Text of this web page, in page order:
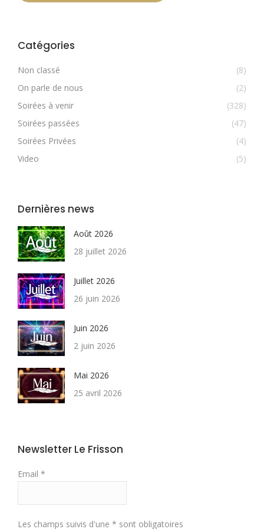
Catégories
Non classé
(8)
On parle de nous
(2)
Soirées à venir
(328)
Soirées passées
(47)
Soirées Privées
(4)
Video
(5)
Dernières news
Août 2026
28 juillet 2026
Juillet 2026
26 juin 2026
Juin 2026
2 juin 2026
Mai 2026
25 avril 2026
Newsletter Le Frisson
Email *
Les champs suivis d'une * sont obligatoires